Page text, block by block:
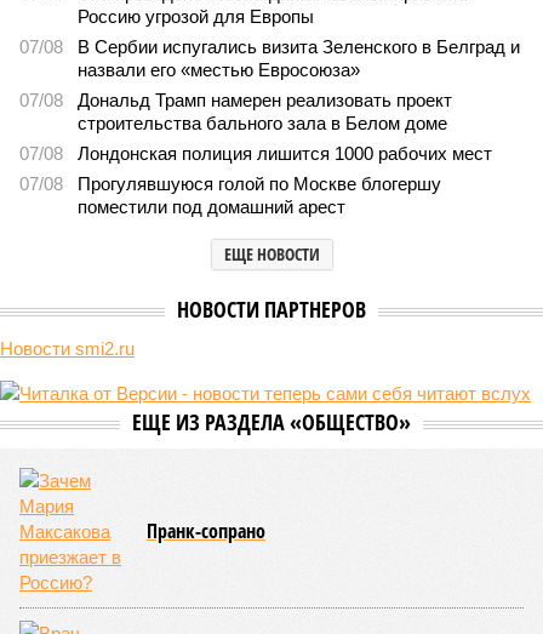
В нескольких станциях от уже сданного «Сказочного леса» пайщики ЖК
«Станция Л» продолжают ждать от компании Capital Group начала
Пока в Ярославском районе СВАО дольщики «Сказочного леса»
уже получают ключи – в мае 2026 года были получены
заключение о соответствии проектной документации и
совсем недалеко, в паре станций метро южнее, на Люблинской
Сюжет:Недвижимость
ЖК «Светлый мир «Станция Л»: та же группа компаний-
банкрот Seven Suns Development, та же
схема достройки через Capital Group осенью 2024 года, но
за прошедшие два года результатов, по словам дольщиков,
практически не видно. По
порталов, первую очередь ЖК строители обещают сдать к
декабрю 2026 г., вторую – к марту 2028-го. Но никто при